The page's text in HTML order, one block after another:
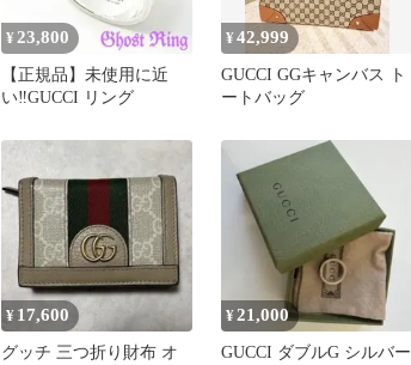
¥ 23,800
【正規品】未使用に近
い‼️GUCCI リング
¥42,999
GUCCI GGキャンバス ト
ートバッグ
¥ 17,600
グッチ 三つ折り財布 オ
¥21,000
GUCCI ダブルG シルバー